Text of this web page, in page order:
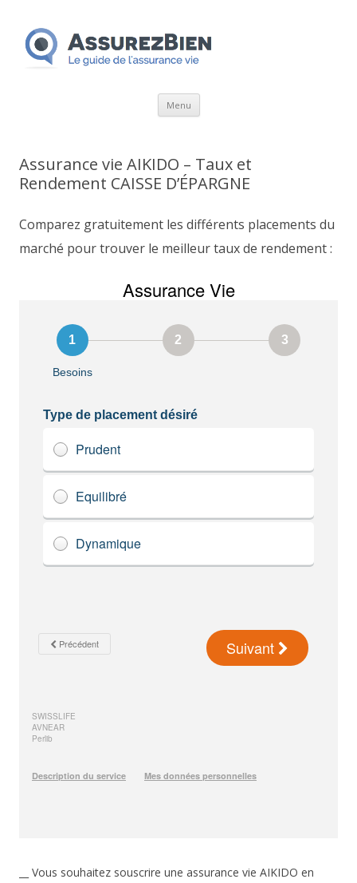
Menu Aller
Assurance vie AIKIDO – Taux et
Rendement CAISSE D’ÉPARGNE
Comparez gratuitement les différents placements du
marché pour trouver le meilleur taux de rendement :
__ Vous souhaitez souscrire une assurance vie AIKIDO en